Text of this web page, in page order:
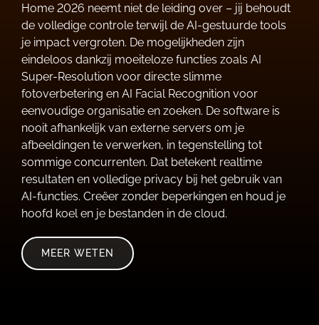
Home 2026 neemt niet de leiding over – jij behoudt
de volledige controle terwijl de AI-gestuurde tools
je impact vergroten. De mogelijkheden zijn
eindeloos dankzij moeiteloze functies zoals AI
Super-Resolution voor directe slimme
fotoverbetering en AI Facial Recognition voor
eenvoudige organisatie en zoeken. De software is
nooit afhankelijk van externe servers om je
afbeeldingen te verwerken, in tegenstelling tot
sommige concurrenten. Dat betekent realtime
resultaten en volledige privacy bij het gebruik van
AI-functies. Creëer zonder beperkingen en houd je
hoofd koel en je bestanden in de cloud.
MEER WETEN